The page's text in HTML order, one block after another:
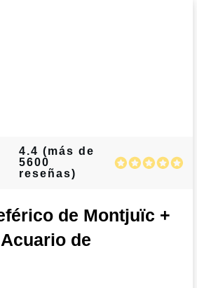
4.4 (más de
5600
reseñas)
de Montjuïc +
de